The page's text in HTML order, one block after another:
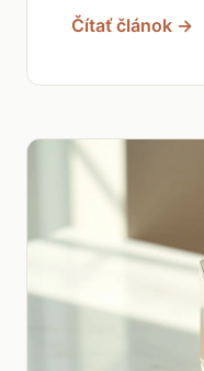
Čítať článok →